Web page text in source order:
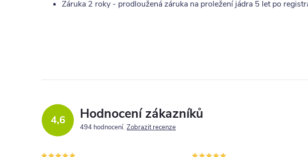
Záruka 2 roky - prodloužená záruka na proležení jádra 5 let po
4,6 Hodnocení zákazníků
494 hodnocení Zobrazit recenze